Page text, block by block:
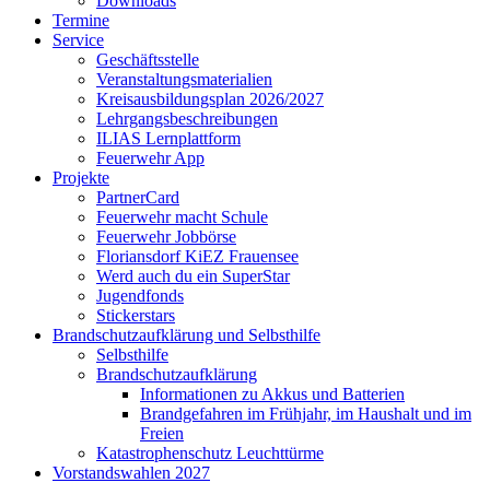
Termine
Service
Geschäftsstelle
Veranstaltungsmaterialien
Kreisausbildungsplan 2026/2027
Lehrgangsbeschreibungen
ILIAS Lernplattform
Feuerwehr App
Projekte
PartnerCard
Feuerwehr macht Schule
Feuerwehr Jobbörse
Floriansdorf KiEZ Frauensee
Werd auch du ein SuperStar
Jugendfonds
Stickerstars
Brandschutzaufklärung und Selbsthilfe
Selbsthilfe
Brandschutzaufklärung
Informationen zu Akkus und Batterien
Brandgefahren im Frühjahr, im Haushalt und im
Freien
Katastrophenschutz Leuchttürme
Vorstandswahlen 2027